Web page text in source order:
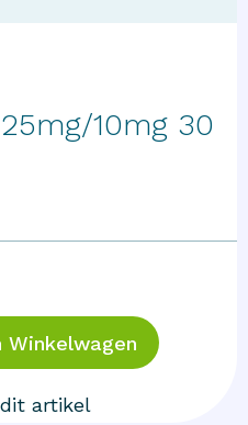
10mg 30
Winkelwagen
artikel